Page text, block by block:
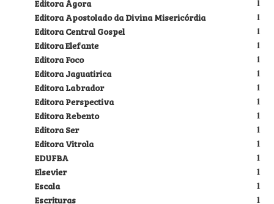
1
Editora Ágora
1
Editora Apostolado da Divina Misericórdia
1
Editora Central Gospel
1
Editora Elefante
1
Editora Foco
1
Editora Jaguatirica
1
Editora Labrador
1
Editora Perspectiva
1
Editora Rebento
1
Editora Ser
1
Editora Vitrola
1
EDUFBA
1
Elsevier
1
Escala
1
Escrituras